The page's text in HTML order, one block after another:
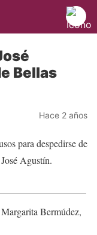
Bellas
Hace 2 años
Bermúdez,